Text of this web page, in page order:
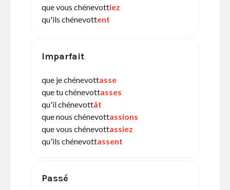
que vous chénevottiez
qu'ils chénevottent
Imparfait
que je chénevottasse
que tu chénevottasses
qu'il chénevottât
que nous chénevottassions
que vous chénevottassiez
qu'ils chénevottassent
Passé